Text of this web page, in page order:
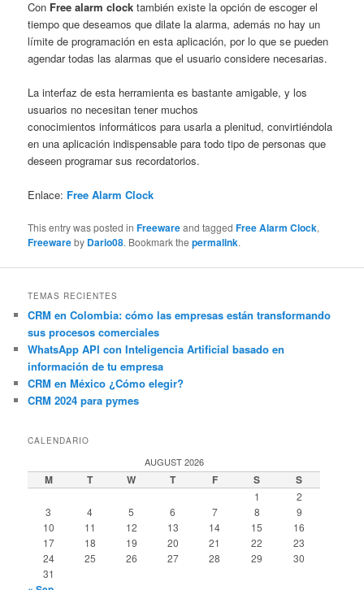
Con Free alarm clock también existe la opción de escoger el
tiempo que deseamos que dilate la alarma, además no hay un
límite de programación en esta aplicación, por lo que se pueden
agendar todas las alarmas que el usuario considere necesarias.
La interfaz de esta herramienta es bastante amigable, y los
usuarios no necesitan tener muchos
conocimientos informáticos para usarla a plenitud, convirtiéndola
en una aplicación indispensable para todo tipo de personas que
deseen programar sus recordatorios.
Enlace: Free Alarm Clock
This entry was posted inFreewareand taggedFree Alarm Clock,
Freewareby Dario08. Bookmark thepermalink.
TEMAS RECIENTES
CRM en Colombia: cómo las empresas están transformando
sus procesos comerciales
WhatsApp API con Inteligencia Artificial basado en
información de tu empresa
CRM en México ¿Cómo elegir?
CRM 2024 para pymes
CALENDARIO
AUGUST 2026
M T W T F S S
1
2
3
4 5 6 7 8
9
10
11 12 13 14 15
16
17
18 19 20 21 22
23
24
25 26 27 28 29
30
31